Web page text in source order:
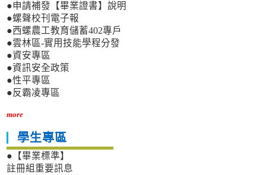
●申請補發【畢業證書】說明
●螺聲校刊電子報
●西螺農工教育儲蓄402專戶
●雲林區-實用技能學程分發
●資安專區
●資訊安全政策
●性平專區
●反霸凌專區
more
學生專區
●【畢業標準】
註冊組重要訊息